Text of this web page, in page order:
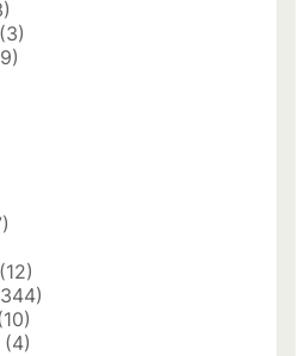
(3)
(12)
(4)